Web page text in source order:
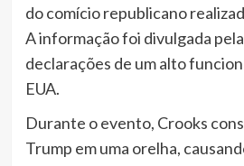
do comício republicano
A informação foi divulgada
declarações de um alto
EUA.
Durante o evento, Crooks
Trump em uma orelha,